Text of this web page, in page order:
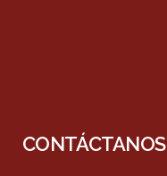
CONTÁCTANOS